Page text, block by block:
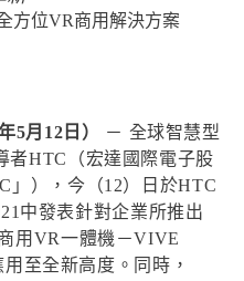
方位VR商用解決方案
5月12日）
－ 全球智慧型
者HTC（宏達國際電子股
」），今（12）日於HTC
中發表針對企業所推出
用VR一體機－VIVE
至全新高度。同時，